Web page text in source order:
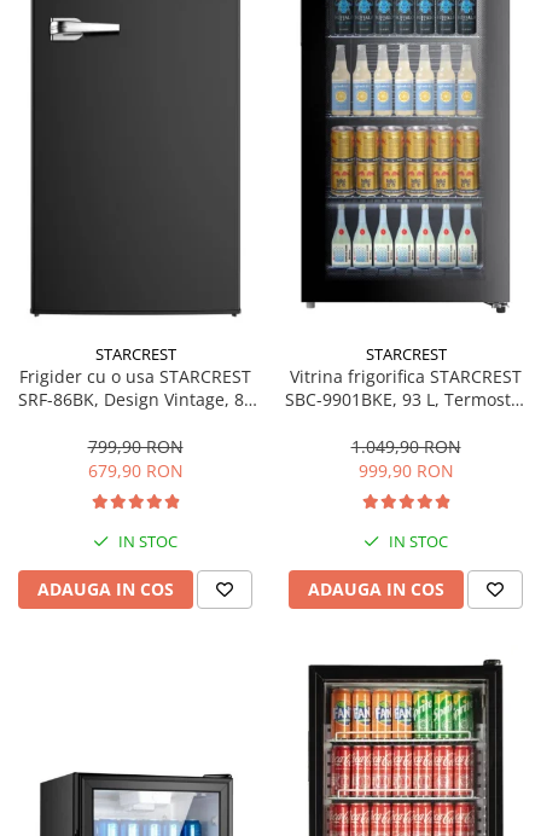
Uscatoare de par
STARCREST
Frigider cu o usa STARCREST
SRF-86BK, Design Vintage, 85
interioara, H 84 cm, Negru
799,90 RON
679,90 RON
IN STOC
ADAUGA IN COS
STARCREST
Vitrina frigorifica STARCREST
SBC-9901BKE, 93 L, Termostat
sticla, H 84.5 cm, Negru
1.049,90 RON
999,90 RON
IN STOC
ADAUGA IN COS